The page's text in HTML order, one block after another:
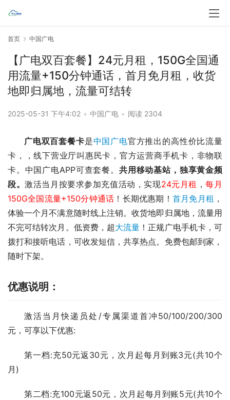
首页 中国广电
【广电双百套餐】24元月租，150G全国通
用流量+150分钟通话，首月免月租，收货
地即归属地，流量可结转
2025-05-31 下午4:02 • 中国广电 • 阅读 2304
广电双百套餐卡是中国广电官方推出的高性价比流量
卡，，线下营业厅叫惠民卡，官方运营商手机卡，非物联
卡。中国广电APP可查套餐。 共用移动基站，独享黄金频
段。激活当月按要求参加充值活动，实现24元月租 ，每月
150G全国流量+150分钟通话 ！长期优惠期！ 首月免月租 ，
体验一个月不满意随时线上注销。收货地即归属地，流量用
不完可结转次月。 低资费，超大流量 ！正规广电手机卡，可
拨打和接听电话，可收发短信，共享热点。免费包邮到家，
随时下架。
优惠说明：
激活当月快递员处/专属渠道首冲50/100/200/300
元，可享以下优惠:
第一档:充50元返30元，次月起每月到账3元(共10个
月)
第二档:充100元返50元，次月起每月到账5元(共10个